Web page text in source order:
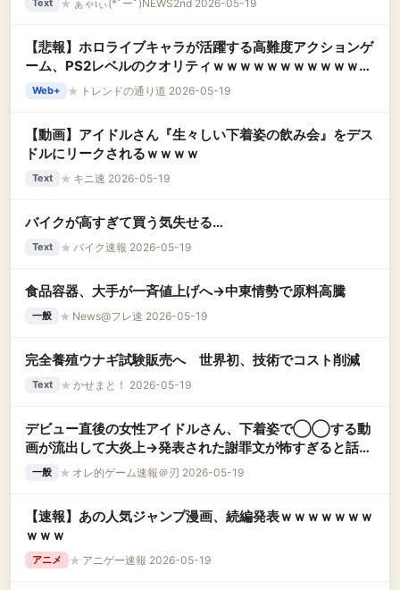
Text ★ ぁゃιぃ(*ﾟーﾟ)NEWS2nd 2026-05-19
【悲報】ホロライブキャラが活躍する高難度アクションゲ
ーム、PS2レベルのクオリティｗｗｗｗｗｗｗｗｗｗｗｗ
ｗｗ
Web+ ★ トレンドの通り道 2026-05-19
【動画】アイドルさん『生々しい下着姿の飲み会』をデス
ドルにリークされるｗｗｗｗ
Text ★ キニ速 2026-05-19
バイクが高すぎて買う気失せる…
Text ★ バイク速報 2026-05-19
食品容器、大手が一斉値上げへ→中東情勢で原料高騰
一般 ★ News@フレ速 2026-05-19
完全養殖ウナギ試験販売へ 世界初、技術でコスト削減
Text ★ かせまと！ 2026-05-19
デビュー直後の女性アイドルさん、下着姿で◯◯する動
画が流出して大炎上→発表された謝罪文が怖すぎると話題
に・・・
一般 ★ オレ的ゲーム速報＠刃 2026-05-19
【速報】あの人気ジャンプ漫画、続編発表ｗｗｗｗｗｗｗ
ｗｗｗ
アニメ ★ アニゲー速報 2026-05-19